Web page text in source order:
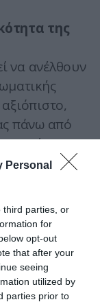
Personal
third parties, or
for
opt-out
that after your
seeing
utilized by
parties prior to
της
να ανέλθουν
πάνω από
της
30 χρονών
40%,
τα 40